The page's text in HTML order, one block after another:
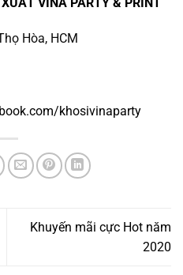
Hòa, HCM
khosivinaparty
Khuyến mãi cực Hot năm
2020